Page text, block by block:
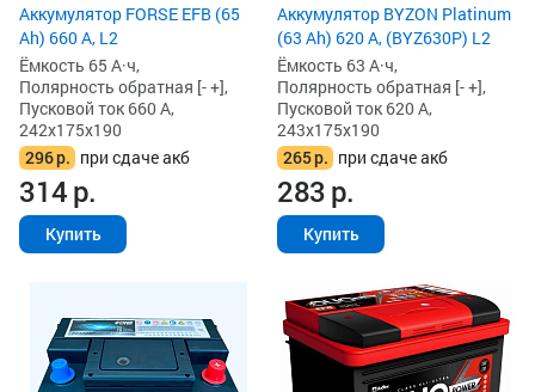
Аккумулятор FORSE EFB (65
Ah) 660 А, L2
Ёмкость 65 А·ч,
Полярность обратная [- +],
Пусковой ток 660 А,
242x175x190
296р. при сдаче акб
314р.
Купить
Аккумулятор BYZON Platinum
(63 Ah) 620 А, (BYZ630P) L2
Ёмкость 63 А·ч,
Полярность обратная [- +],
Пусковой ток 620 А,
243x175x190
265р. при сдаче акб
283р.
Купить